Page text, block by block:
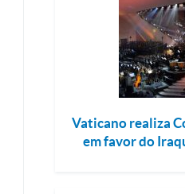
Vaticano realiza
em favor do